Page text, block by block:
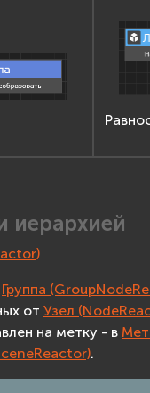
иерархией
Группа
от Узел
на метку - в
.